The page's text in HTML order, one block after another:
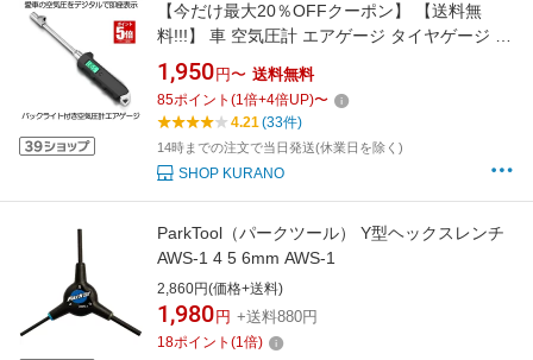
【今だけ最大20％OFFクーポン】 【送料無
料!!!】 車 空気圧計 エアゲージ タイヤゲージ デ
ジタル 空気圧 デジタル表示 空気圧チェッカー
空気圧チェック 圧力計 車用 自動車 チェック
LCDディスプレイ 自転車 測定 高精度 加圧 減圧
タイヤ交換 カー バイ
1,950 円〜 送料無料
85ポイント (1倍+4倍UP)〜
4.21(33件)
14時までの注文で当日発送(休業日を除く)
SHOP KURANO
ParkTool（パークツール） Y型ヘックスレンチ
AWS-1 4 5 6mm AWS-1
2,860円(価格+送料)
1,980 円 +送料880円
18ポイント (1倍)